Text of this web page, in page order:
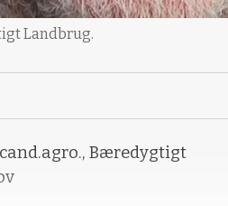
Landbrug.
Bæredygtigt